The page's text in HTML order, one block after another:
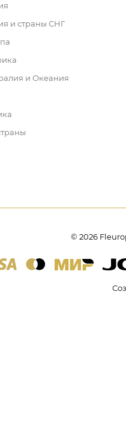
и страны СНГ
и Океания
© 2026